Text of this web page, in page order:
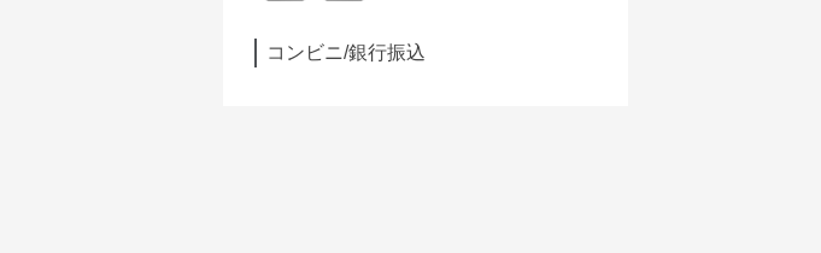
コンビニ/銀行振込